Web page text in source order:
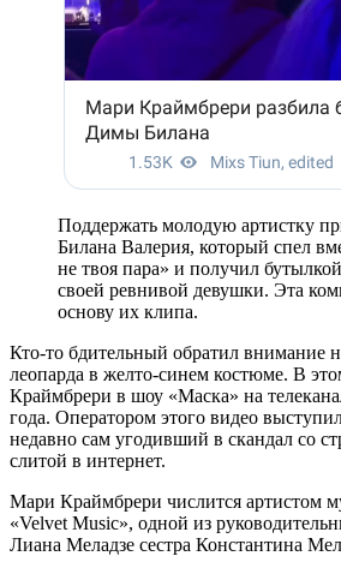
Поддержать молодую артистку
Билана Валерия, который спел
не твоя пара» и получил
своей ревнивой девушки. Эта
основу их клипа.
Кто-то бдительный обратил внимание
леопарда в желто-синем костюме. В
Краймбрери в шоу «Маска» на
года. Оператором этого видео
недавно сам угодивший в скандал со
слитой в интернет.
Мари Краймбрери числится артистом
«Velvet Music», одной из
Лиана Меладзе сестра Константина